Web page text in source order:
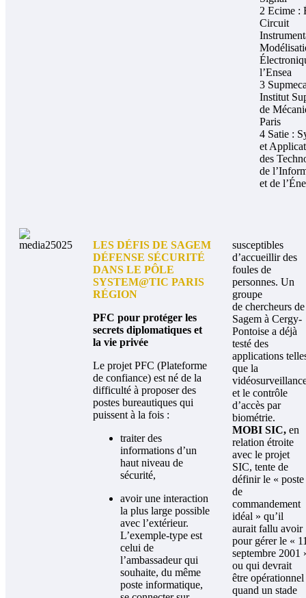
2 Ecime :
Circuit
l’Ensea
3
Institut
de
Paris
4 Satie :
et
des
de
et de
LES DÉFIS DE SAGEM
DÉFENSE SÉCURITÉ
DANS LE PÔLE
SYSTEM@TIC PARIS
RÉGION
PFC pour protéger les
secrets diplomatiques et
la vie privée
Le projet PFC (Plateforme
de confiance) est né de la
difficulté à proposer des
postes bureautiques qui
puissent à la fois :
traiter des
informations d’un
haut niveau de
sécurité,
avoir une interaction
la plus large possible
avec l’extérieur.
L’exemple-type est
celui de
l’ambassadeur qui
souhaite, du même
poste informatique,
susceptibles
d’accueillir des
foules de
personnes. Un
groupe
de chercheurs de
Sagem à Cergy-
Pontoise a déjà
testé des
applications
que la
et le contrôle
d’accès par
biométrie.
MOBI SIC, en
relation étroite
avec le projet
SIC, tente de
définir le « poste
de
commandement
idéal » qu’il
aurait fallu avoir
pour gérer le «
septembre 2001
ou qui devrait
être opérationnel
quand un stade